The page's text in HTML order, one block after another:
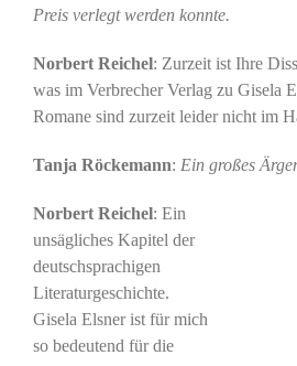
Preis verlegt werden konnte.
Norbert Reichel: Zurzeit ist Ihre
was im Verbrecher Verlag zu Gisela
Romane sind zurzeit leider nicht im
Tanja Röckemann: Ein großes
Norbert Reichel: Ein
unsägliches Kapitel der
deutschsprachigen
Literaturgeschichte.
Gisela Elsner ist für mich
so bedeutend für die